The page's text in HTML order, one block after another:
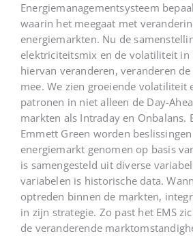
Energiemanagementsysteem
waarin het meegaat met
energiemarkten. Nu de
elektriciteitsmix en de volatiliteit in
hiervan veranderen, veranderen
mee. We zien groeiende volatiliteit
patronen in niet alleen de Day-
markten als Intraday en Onbalans.
Emmett Green worden
energiemarkt genomen op basis
is samengesteld uit diverse
variabelen is historische data.
optreden binnen de markten,
in zijn strategie. Zo past het EMS
de veranderende